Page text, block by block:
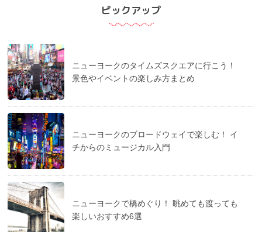
ピックアップ
ニューヨークのタイムズスクエアに行こう！
景色やイベントの楽しみ方まとめ
ニューヨークのブロードウェイで楽しむ！ イ
チからのミュージカル入門
ニューヨークで橋めぐり！ 眺めても渡っても
楽しいおすすめ6選